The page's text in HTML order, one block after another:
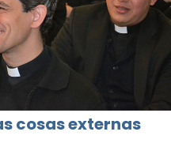
cosas externas